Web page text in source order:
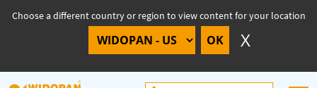
Choose a different country or region to view content for your location
WIDOPOX-SC OS 8